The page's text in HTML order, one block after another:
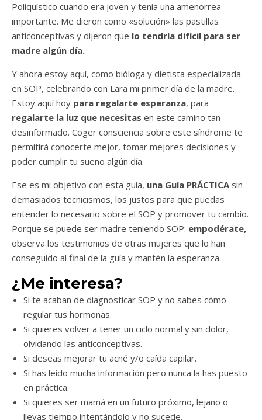
Poliquístico cuando era joven y tenía una amenorrea
importante. Me dieron como «solución» las pastillas
anticonceptivas y dijeron que lo tendría difícil para ser
madre algún día.
Y ahora estoy aquí, como bióloga y dietista especializada
en SOP, celebrando con Lara mi primer día de la madre.
Estoy aquí hoy para regalarte esperanza, para
regalarte la luz que necesitas en este camino tan
desinformado. Coger consciencia sobre este síndrome te
permitirá conocerte mejor, tomar mejores decisiones y
poder cumplir tu sueño algún día.
Ese es mi objetivo con esta guía, una Guía PRÁCTICAsin
demasiados tecnicismos, los justos para que puedas
entender lo necesario sobre el SOP y promover tu cambio.
Porque se puede ser madre teniendo SOP: empodérate,
observa los testimonios de otras mujeres que lo han
conseguido al final de la guía y mantén la esperanza.
¿Me interesa?
Si te acaban de diagnosticar SOP y no sabes cómo
regular tus hormonas.
Si quieres volver a tener un ciclo normal y sin dolor,
olvidando las anticonceptivas.
Si deseas mejorar tu acné y/o caída capilar.
Si has leído mucha información pero nunca la has puesto
en práctica.
Si quieres ser mamá en un futuro próximo, lejano o
llevas tiempo intentándolo y no sucede.